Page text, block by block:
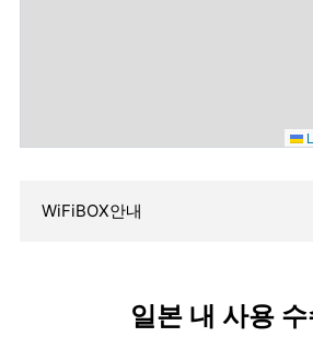
WiFiBOX안내
일본 내 사용